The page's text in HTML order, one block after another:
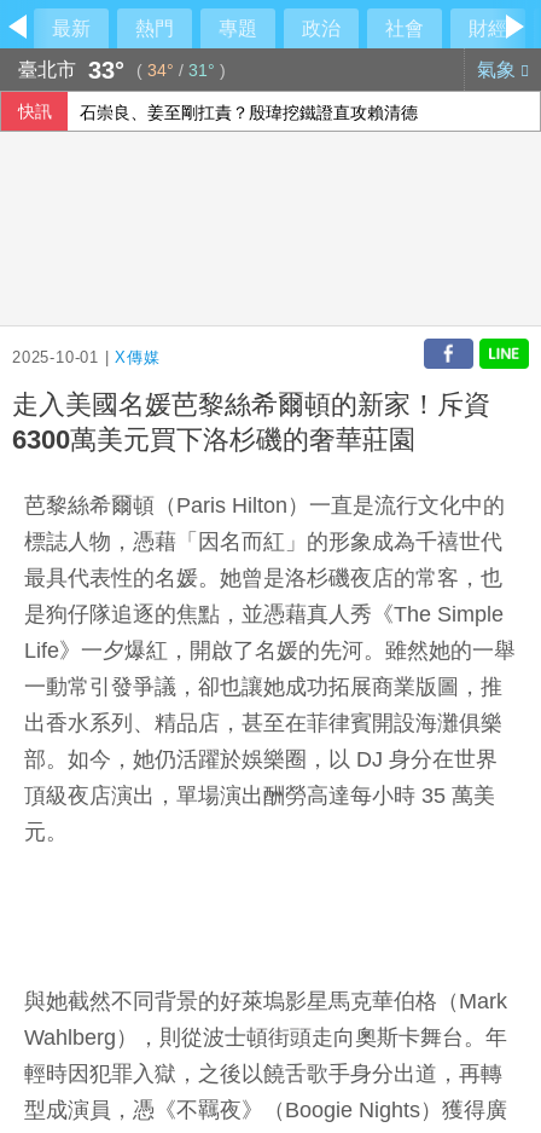
最新 熱門 專題 政治 社會
財經
臺北市 33° ( 34° / 31° ) 氣象
快訊 石崇良、姜至剛扛責？殷瑋挖鐵證直攻賴清德
2025-10-01 |X傳媒
走入美國名媛芭黎絲希爾頓的新家！斥資
6300萬美元買下洛杉磯的奢華莊園
芭黎絲希爾頓（Paris Hilton）一直是流行文化中的
標誌人物，憑藉「因名而紅」的形象成為千禧世代
最具代表性的名媛。她曾是洛杉磯夜店的常客，也
是狗仔隊追逐的焦點，並憑藉真人秀《The Simple
Life》一夕爆紅，開啟了名媛的先河。雖然她的一舉
一動常引發爭議，卻也讓她成功拓展商業版圖，推
出香水系列、精品店，甚至在菲律賓開設海灘俱樂
部。如今，她仍活躍於娛樂圈，以 DJ 身分在世界
頂級夜店演出，單場演出酬勞高達每小時 35 萬美
元。
與她截然不同背景的好萊塢影星馬克華伯格（Mark
Wahlberg），則從波士頓街頭走向奧斯卡舞台。年
輕時因犯罪入獄，之後以饒舌歌手身分出道，再轉
型成演員，憑《不羈夜》（Boogie Nights）獲得廣